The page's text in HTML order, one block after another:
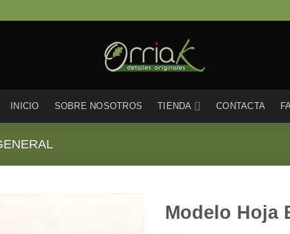
INICIO SOBRE NOSOTROS TIENDA CONTACTA
Modelo Hoja